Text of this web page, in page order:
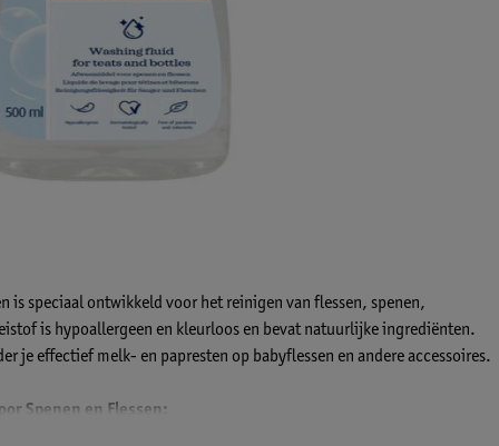
is speciaal ontwikkeld voor het reinigen van flessen, spenen,
is hypoallergeen en kleurloos en bevat natuurlijke ingrediënten.
je effectief melk- en papresten op babyflessen en andere accessoires.
Spenen en Flessen: